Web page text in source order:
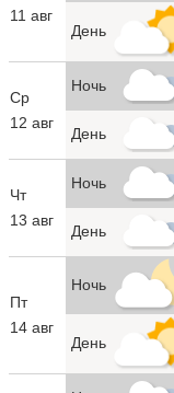
11 авг
День
Ср
12 авг
Ночь
День
Чт
13 авг
Ночь
День
Пт
14 авг
Ночь
День